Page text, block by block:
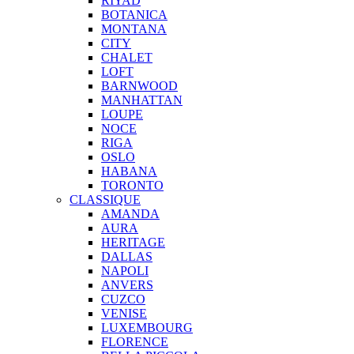
BOTANICA
MONTANA
CITY
CHALET
LOFT
BARNWOOD
MANHATTAN
LOUPE
NOCE
RIGA
OSLO
HABANA
TORONTO
CLASSIQUE
AMANDA
AURA
HERITAGE
DALLAS
NAPOLI
ANVERS
CUZCO
VENISE
LUXEMBOURG
FLORENCE